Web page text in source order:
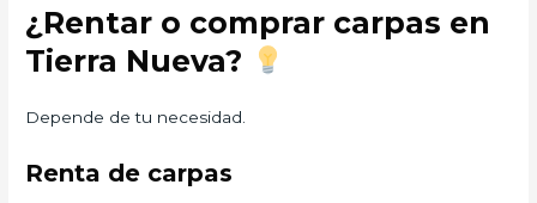
¿Rentar o comprar carpas en
Tierra Nueva?
Depende de tu necesidad.
Renta de carpas